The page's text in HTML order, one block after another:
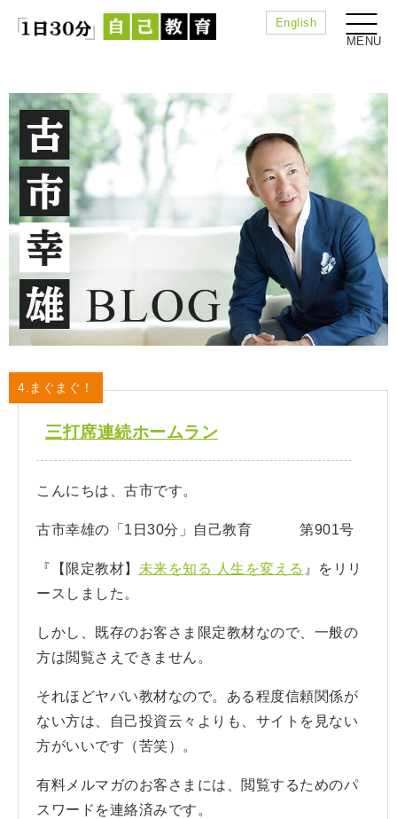
English
4.まぐまぐ！
三打席連続ホームラン
こんにちは、古市です。
古市幸雄の「1日30分」自己教育 第901号
『【限定教材】 未来を知る 人生を変える 』をリリ
ースしました。
しかし、既存のお客さま限定教材なので、一般の
方は閲覧さえできません。
それほどヤバい教材なので。ある程度信頼関係が
ない方は、自己投資云々よりも、サイトを見ない
方がいいです（苦笑）。
有料メルマガのお客さまには、閲覧するためのパ
スワードを連絡済みです。